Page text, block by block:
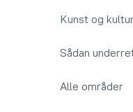
Kunst og
Sådan
Alle områder